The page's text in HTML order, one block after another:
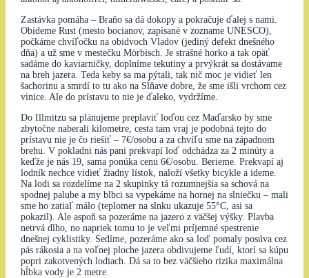
Zastávka pomáha – Braňo sa dá dokopy a pokračuje ďalej s nami.
Obídeme Rust (mesto bocianov, zapísané v zozname UNESCO),
počkáme chvíľočku na obidvoch Vladov (jediný defekt dnešného
dňa) a už sme v mestečku Mörbisch. Je strašné horko a tak opäť
sadáme do kaviarničky, doplníme tekutiny a prvýkrát sa dostávame
na breh jazera. Teda keby sa ma pýtali, tak nič moc je vidieť len
šachorinu a smrdí to tu ako na Sĺňave dobre, že sme išli vrchom cez
vinice. Ale do prístavu to nie je ďaleko, vydržíme.
Do Illmitzu sa plánujeme preplaviť loďou cez Maďarsko by sme
zbytočne naberali kilometre, cesta tam vraj je podobná tejto do
prístavu nie je čo riešiť – 7€/osobu a za chvíľu sme na západnom
brehu. V pokladni nás pani prekvapí loď odchádza za 2 minúty a
keďže je nás 19, sama ponúka cenu 6€/osobu. Berieme. Prekvapí aj
lodník nechce vidieť žiadny lístok, naloží všetky bicykle a ideme.
Na lodi sa rozdelíme na 2 skupinky tá rozumnejšia sa schová na
spodnej palube a my blbci sa vypekáme na hornej na slniečku – mali
sme ho zatiaľ málo (teplomer na slnku ukazuje 55°C, asi sa
pokazil). Ale aspoň sa pozeráme na jazero z väčšej výšky. Plavba
netrvá dlho, no napriek tomu to je veľmi príjemné spestrenie
dnešnej cyklistiky. Sedíme, pozeráme ako sa loď pomaly posúva cez
pás rákosia a na voľnej ploche jazera obdivujeme ľudí, ktorí sa kúpu
popri zakotvených lodiach. Dá sa to bez väčšieho rizika maximálna
hĺbka vody je 2 metre.